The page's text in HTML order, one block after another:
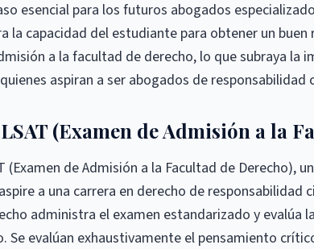
esencial para los futuros abogados
la capacidad del estudiante para obtener un buen
a la facultad de derecho, lo que subraya la
aspiran a ser abogados de responsabilidad
(Examen de Admisión a la
(Examen de Admisión a la Facultad de Derecho),
a una carrera en derecho de responsabilidad
administra el examen estandarizado y evalúa
Se evalúan exhaustivamente el pensamiento